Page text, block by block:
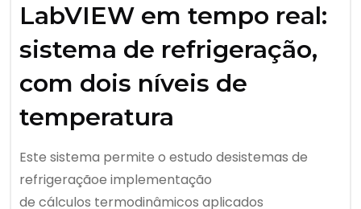
LabVIEW em tempo real:
sistema de refrigeração,
com dois níveis de
temperatura
Este sistema permite o estudo desistemas de
refrigeraçãoe implementação
de cálculos termodinâmicos aplicados